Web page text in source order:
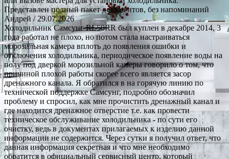
Представлен полный пакет документов, без напоминаний
Андрей/ 29.07.2026
Холодильник Самсунг RL50RR был куплен в декабре 2014, 3
года работал не плохо, но потом стала настраиваться
морозильная камера вплоть до появления ошибки и
отключения холодильника, периодическое появление воды на
полу под дверкой морозильной камеры говорило о том, что
причиной плохой работы скорее всего является засор
дренажного канала. Я обратился в на горячую линию по
технической поддержке Самсунг, подробно обозначил
проблему и спросил, как мне прочистить дренажный канал и
где находится дренажное отверстие т.е. как провести
техническое обслуживание холодильника - по сути его
очистку, ведь в документах прилагаемых к изделию данной
информации не содержится. Через сутки я получил ответ, что
данная информация секретная и что мне необходимо
обратится в официальный сервисный центр, который